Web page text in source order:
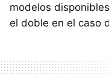
modelos
el doble en el caso